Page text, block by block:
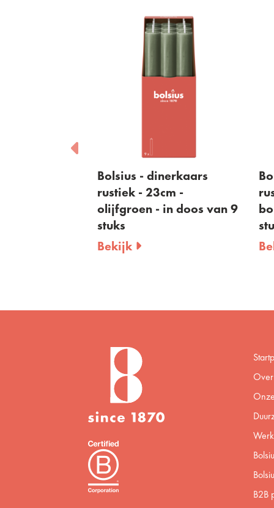
Bolsius - dinerkaars
rustiek - 23cm -
olijfgroen - in doos van 9
stuks
Bekijk
Over
B2B